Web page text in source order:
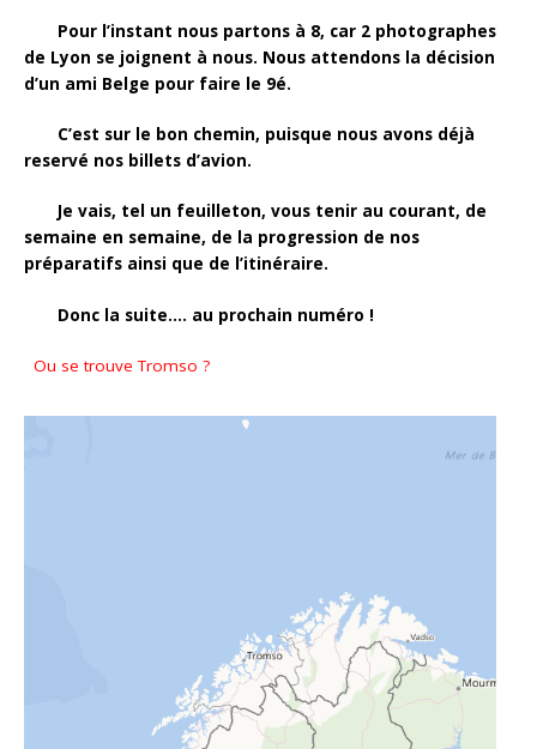
Pour l’instant nous partons à 8, car 2 photographes
de Lyon se joignent à nous. Nous attendons la décision
d’un ami Belge pour faire le 9é.
C’est sur le bon chemin, puisque nous avons déjà
reservé nos billets d’avion.
Je vais, tel un feuilleton, vous tenir au courant, de
semaine en semaine, de la progression de nos
préparatifs ainsi que de l’itinéraire.
Donc la suite…. au prochain numéro !
Ou se trouve Tromso ?